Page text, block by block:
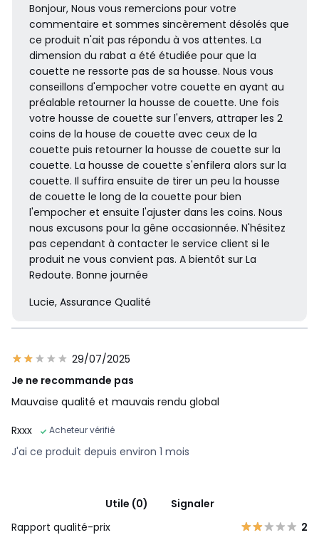
Bonjour, Nous vous remercions pour votre
commentaire et sommes sincèrement désolés que
ce produit n'ait pas répondu à vos attentes. La
dimension du rabat a été étudiée pour que la
couette ne ressorte pas de sa housse. Nous vous
conseillons d'empocher votre couette en ayant au
préalable retourner la housse de couette. Une fois
votre housse de couette sur l'envers, attraper les 2
coins de la house de couette avec ceux de la
couette puis retourner la housse de couette sur la
couette. La housse de couette s'enfilera alors sur la
couette. Il suffira ensuite de tirer un peu la housse
de couette le long de la couette pour bien
l'empocher et ensuite l'ajuster dans les coins. Nous
nous excusons pour la gêne occasionnée. N'hésitez
pas cependant à contacter le service client si le
produit ne vous convient pas. A bientôt sur La
Redoute. Bonne journée
Lucie, Assurance Qualité
29/07/2025
Je ne recommande pas
Mauvaise qualité et mauvais rendu global
Rxxx
Acheteur vérifié
J'ai ce produit depuis environ 1 mois
Utile (0)
Signaler
Rapport qualité-prix
2